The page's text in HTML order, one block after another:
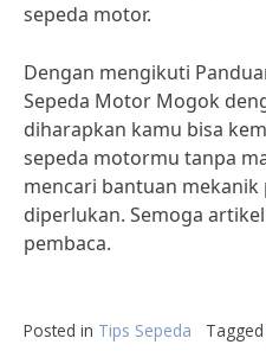
sepeda motor.
Dengan mengikuti
Sepeda Motor Mogok
diharapkan kamu bisa
sepeda motormu tanpa
mencari bantuan
diperlukan. Semoga
pembaca.
Posted in Tips Sepeda Tagged